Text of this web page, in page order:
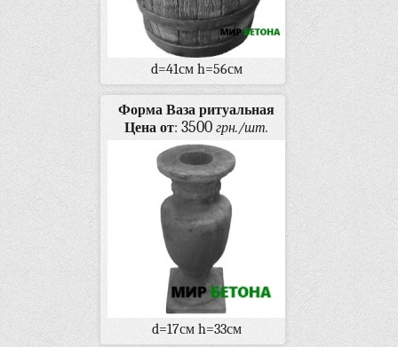
d=41см h=56см
Форма Ваза ритуальная
Цена от:3500 грн./шт.
d=17см h=33см